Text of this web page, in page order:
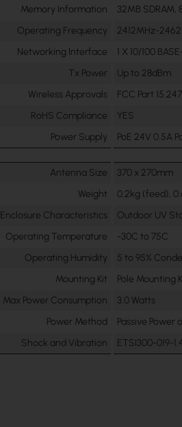
Memory Information
32MB SDRAM,
Operating Frequency
2412MHz-
Networking Interface
1 X 10/100
Tx Power
Up to 28dBm
Wireless Approvals
FCC Part
RoHS Compliance
YES
Power Supply
PoE 24V 0.5A
Antenna Size
370 x 270mm
Weight
0.2kg (feed),
Enclosure Characteristics
Outdoor UV
Operating Temperature
-30C to 75C
Operating Humidity
5 to 95%
Mounting Kit
Pole Mounting
Max Power Consumption
3.0 Watts
Power Method
Passive Power
Shock and Vibration
ETSI300-019-1.4